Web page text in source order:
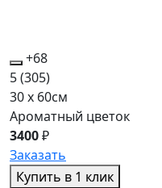
+68
5(305)
30 x 60см
Ароматный цветок
3400₽
Заказать
Купить в 1 клик